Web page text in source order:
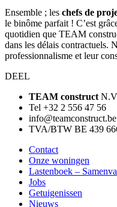
Ensemble ; les chefs de
le binôme parfait ! C’est
quotidien que TEAM
dans les délais contractuels.
professionnalisme et leur
DEEL
TEAM construct
Tel +32 2 556 47 56
info@teamconstruct.be
TVA/BTW BE 439
Contact
Onze woningen
Lastenboek –
Jobs
Getuigenissen
Nieuws